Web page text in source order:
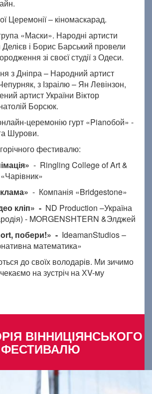
Церемонії – кіномаскарад.
«Маски». Народні артисти
Делієв і Борис Барський провели
зі своєї студії з Одеси.
з Дніпра – Народний артист
з Ізраілю – Ян Левінзон,
артист України Віктор
Борсюк.
церемонію гурт «Pianoбой» -
Шурови.
фестивалю:
- Ringling College of Art &
- Компанія «Bridgestone»
кліп» - ND Production –Україна
- MORGENSHTERN &Элджей
, побери!» - IdeamanStudios –
математика»
до своїх володарів. Ми зичимо
на зустріч на ХV-му
ВІННИЦІЯНСЬКОГО
ФЕСТИВАЛЮ